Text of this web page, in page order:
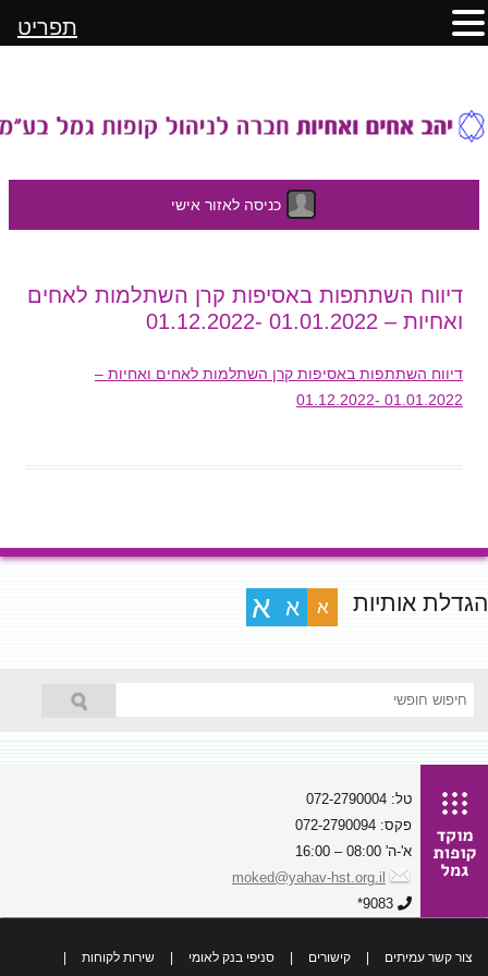
כניסה לאזור אישי
לתוכן
דיווח השתתפות באסיפות קרן השתלמות לאחים
ואחיות – 01.01.2022 -01.12.2022
דיווח השתתפות באסיפות קרן השתלמות לאחים ואחיות –
01.01.2022 -01.12.2022
הגדלת אותיות א א א
טל: 072-2790004
פקס: 072-2790094
א'-ה' 08:00 – 16:00
moked@yahav-hst.org.il
9083*
צור קשר עמיתים קישורים סניפי בנק לאומי שירות לקוחות
תפריט